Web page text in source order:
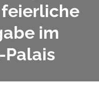
feierliche
im
Palais